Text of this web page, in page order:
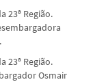
23ª Região.
23ª Região.
Osmair